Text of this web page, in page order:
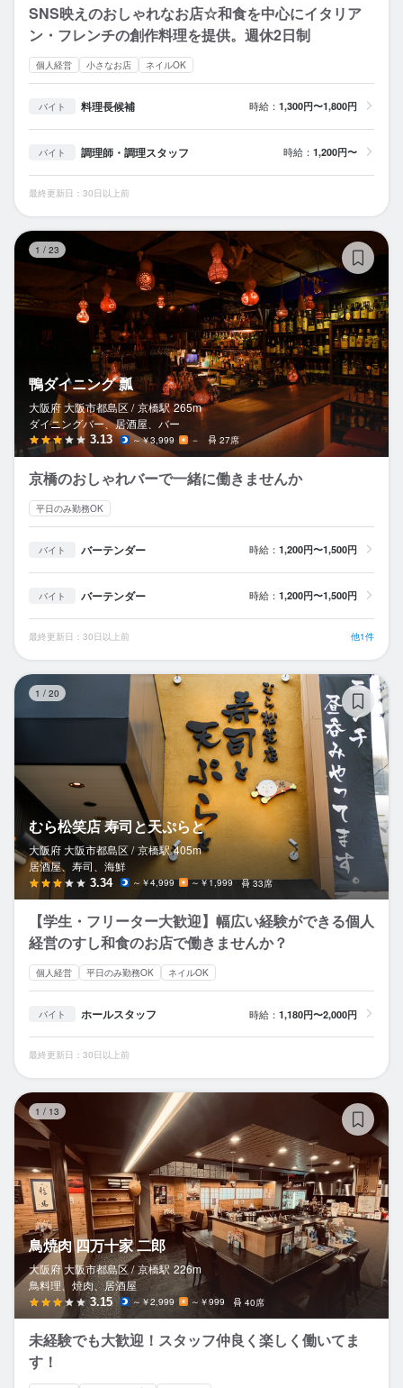
SNS映えのおしゃれなお店☆和食を中心にイタリア
ン・フレンチの創作料理を提供。週休2日制
個人経営 小さなお店 ネイルOK
バイト 料理長候補 時給： 1,300円〜1,800円
バイト 調理師・調理スタッフ 時給： 1,200円〜
最終更新日：30日以上前
1 / 23
鴨ダイニング 瓢
大阪府 大阪市都島区 / 京橋駅 265m
ダイニングバー、居酒屋、バー
3.13 ～￥3,999 － 27席
京橋のおしゃれバーで一緒に働きませんか
平日のみ勤務OK
バイト バーテンダー 時給： 1,200円〜1,500円
バイト バーテンダー 時給： 1,200円〜1,500円
最終更新日：30日以上前 他1件
1 / 20
むら松笑店 寿司と天ぷらと
大阪府 大阪市都島区 / 京橋駅 405m
居酒屋、寿司、海鮮
3.34 ～￥4,999 ～￥1,999 33席
【学生・フリーター大歓迎】幅広い経験ができる個人
経営のすし和食のお店で働きませんか？
個人経営 平日のみ勤務OK ネイルOK
バイト ホールスタッフ 時給： 1,180円〜2,000円
最終更新日：30日以上前
1 / 13
鳥焼肉 四万十家 二郎
大阪府 大阪市都島区 / 京橋駅 226m
鳥料理、焼肉、居酒屋
3.15 ～￥2,999 ～￥999 40席
未経験でも大歓迎！スタッフ仲良く楽しく働いてま
す！